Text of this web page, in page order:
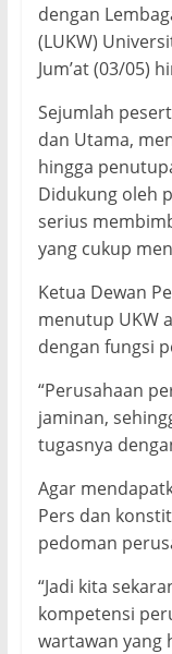
dengan
(LUKW)
Jum’at (03/05)
Sejumlah
dan Utama,
hingga
Didukung oleh
serius
yang cukup
Ketua Dewan
menutup UKW
dengan fungsi
“Perusahaan
jaminan,
tugasnya
Agar
Pers dan
pedoman
“Jadi kita
kompetensi
wartawan yang